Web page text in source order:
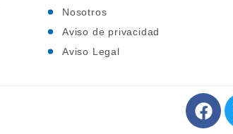
Nosotros
Aviso de privacidad
Aviso Legal